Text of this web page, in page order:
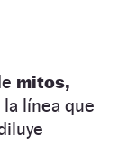
mitos,
línea que